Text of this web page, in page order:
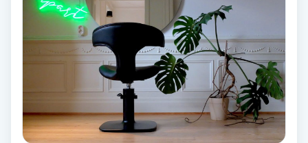
Idrottsmassage
IPL hårborttagning